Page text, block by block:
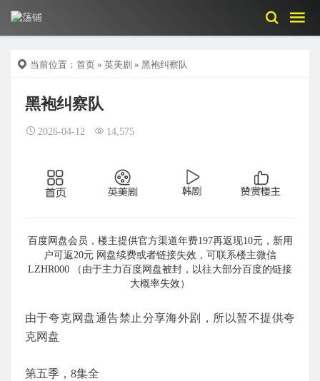
当前位置： 首页 » 英美剧 » 黑袍纠察队
黑袍纠察队
2026-04-12 14,575
百度网盘会员，楼主提供官方渠道年费197再返现10元，新用
户可返20元 网盘续费或者链接失效，可联系楼主微信
LZHR000 （由于主力百度网盘被封，以往大部分百度的链接
大概率失效）
由于夸克网盘通告禁止分享海外剧，所以暂不提供夸
克网盘
第五季，8集全